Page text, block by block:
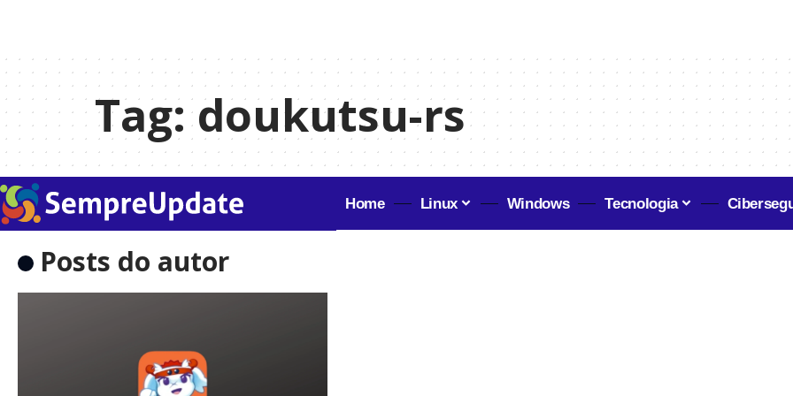
Tag:doukutsu-rs
Home Linux Windows Tecnologia
Posts do autor